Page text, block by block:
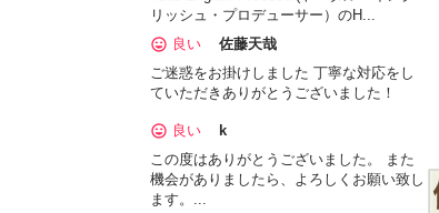
リッシュ・プロデューサー）のH...
良い
佐藤天哉
ご迷惑をお掛けしました 丁寧な対応をし
ていただきありがとうございました！
良い
k
この度はありがとうございました。 また
機会がありましたら、よろしくお願い致し
ます。...